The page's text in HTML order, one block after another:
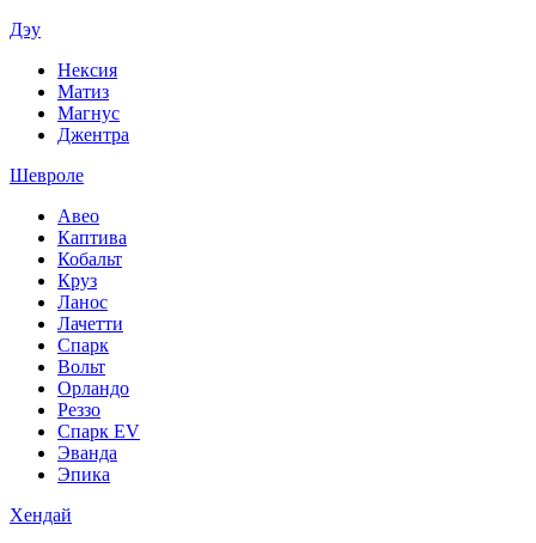
Дэу
Нексия
Матиз
Магнус
Джентра
Шевроле
Авео
Каптива
Кобальт
Круз
Ланос
Лачетти
Спарк
Вольт
Орландо
Реззо
Спарк EV
Эванда
Эпика
Хендай